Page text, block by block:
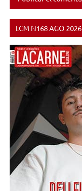
LCM N168 AGO 2026